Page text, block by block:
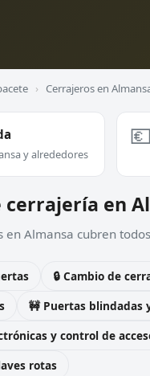
› Cerrajeros en
y alrededores
💶
cerrajería en
en Almansa cubren
🔒 Cambio de
🚧 Puertas blindadas
y control de
rotas